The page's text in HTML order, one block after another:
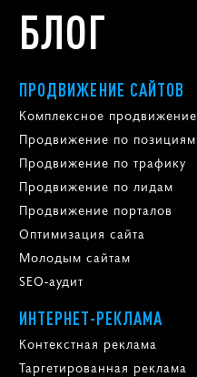
БЛОГ
ПРОДВИЖЕНИЕ САЙТОВ
Комплексное продвижение
Продвижение по позициям
Продвижение по трафику
Продвижение по лидам
Продвижение порталов
Оптимизация сайта
Молодым сайтам
SEO-аудит
ИНТЕРНЕТ-РЕКЛАМА
Контекстная реклама
Таргетированная реклама